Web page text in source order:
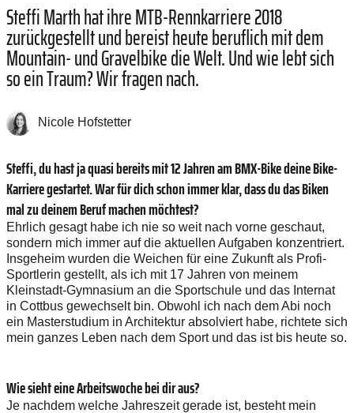
Steffi Marth hat ihre MTB-Rennkarriere 2018
zurückgestellt und bereist heute beruflich mit dem
Mountain- und Gravelbike die Welt. Und wie lebt sich
so ein Traum? ­Wir fragen nach.
Nicole Hofstetter
Steffi, du hast ja quasi bereits mit 12 Jahren am BMX-Bike deine Bike-
Karriere gestartet. War für dich schon immer klar, dass du das Biken
mal zu deinem Beruf machen möchtest?
Ehrlich gesagt habe ich nie so weit nach vorne geschaut,
sondern mich immer auf die aktuellen Aufgaben konzentriert.
Insgeheim wurden die Weichen für eine Zukunft als Profi-
Sportlerin gestellt, als ich mit 17 Jahren von meinem
Kleinstadt-Gymnasium an die Sportschule und das Internat
in Cottbus gewechselt bin. Obwohl ich nach dem Abi noch
ein Masterstudium in Architektur absolviert habe, richtete sich
mein ganzes Leben nach dem Sport und das ist bis heute so.
Wie sieht eine Arbeitswoche bei dir aus?
Je nachdem welche Jahreszeit gerade ist, besteht mein